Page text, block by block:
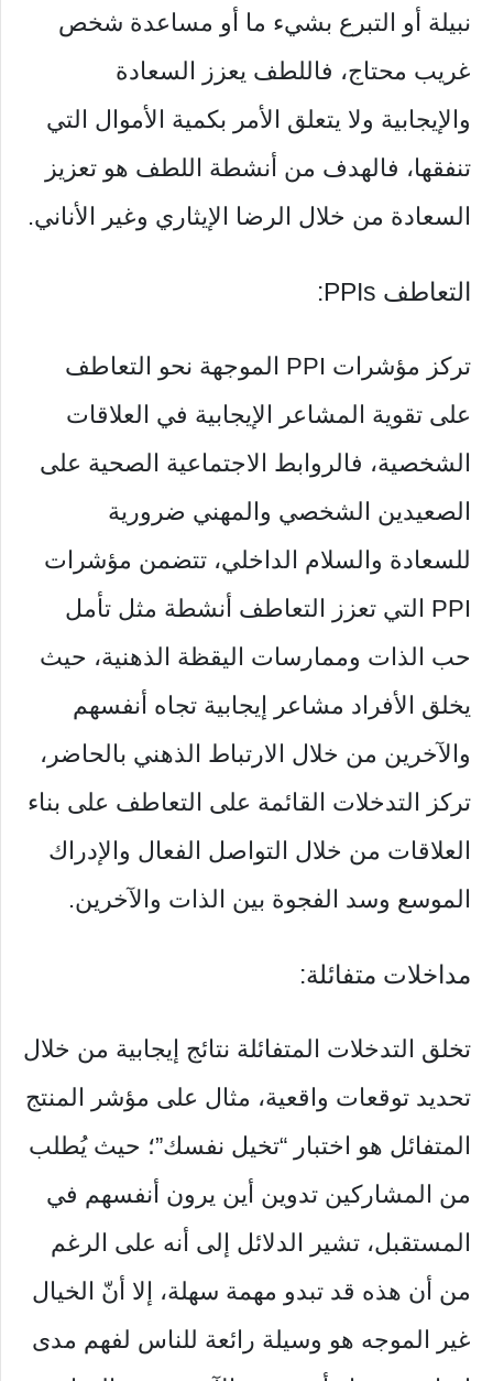
نبيلة أو التبرع بشيء ما أو مساعدة شخص
غريب محتاج، فاللطف يعزز السعادة
والإيجابية ولا يتعلق الأمر بكمية الأموال التي
تنفقها، فالهدف من أنشطة اللطف هو تعزيز
السعادة من خلال الرضا الإيثاري وغير الأناني.
التعاطف PPIs:
تركز مؤشرات PPI الموجهة نحو التعاطف
على تقوية المشاعر الإيجابية في العلاقات
الشخصية، فالروابط الاجتماعية الصحية على
الصعيدين الشخصي والمهني ضرورية
للسعادة والسلام الداخلي، تتضمن مؤشرات
PPI التي تعزز التعاطف أنشطة مثل تأمل
حب الذات وممارسات اليقظة الذهنية، حيث
يخلق الأفراد مشاعر إيجابية تجاه أنفسهم
والآخرين من خلال الارتباط الذهني بالحاضر،
تركز التدخلات القائمة على التعاطف على بناء
العلاقات من خلال التواصل الفعال والإدراك
الموسع وسد الفجوة بين الذات والآخرين.
مداخلات متفائلة:
تخلق التدخلات المتفائلة نتائج إيجابية من خلال
تحديد توقعات واقعية، مثال على مؤشر المنتج
المتفائل هو اختبار “تخيل نفسك”؛ حيث يُطلب
من المشاركين تدوين أين يرون أنفسهم في
المستقبل، تشير الدلائل إلى أنه على الرغم
من أن هذه قد تبدو مهمة سهلة، إلا أنّ الخيال
غير الموجه هو وسيلة رائعة للناس لفهم مدى